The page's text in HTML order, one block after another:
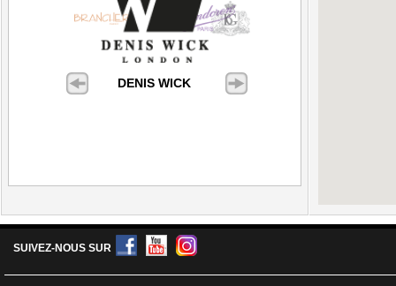
DENIS WICK
SUIVEZ-NOUS SUR